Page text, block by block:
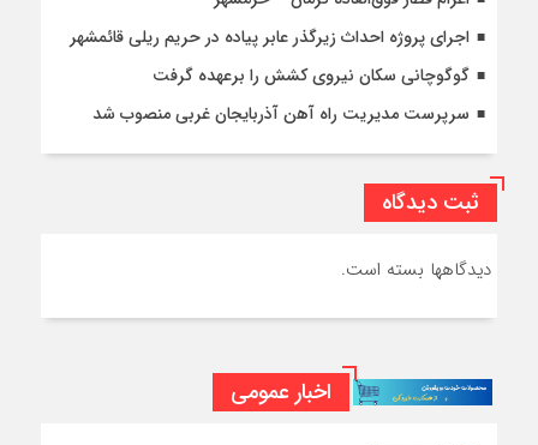
اجرای پروژه احداث زیرگذر عابر پیاده در حریم ریلی قائمشهر
گوگوچانی سکان نیروی کشش را برعهده گرفت
سرپرست مدیریت راه آهن آذربایجان غربی منصوب شد
ثبت دیدگاه
دیدگاهها بسته است.
اخبار عمومی